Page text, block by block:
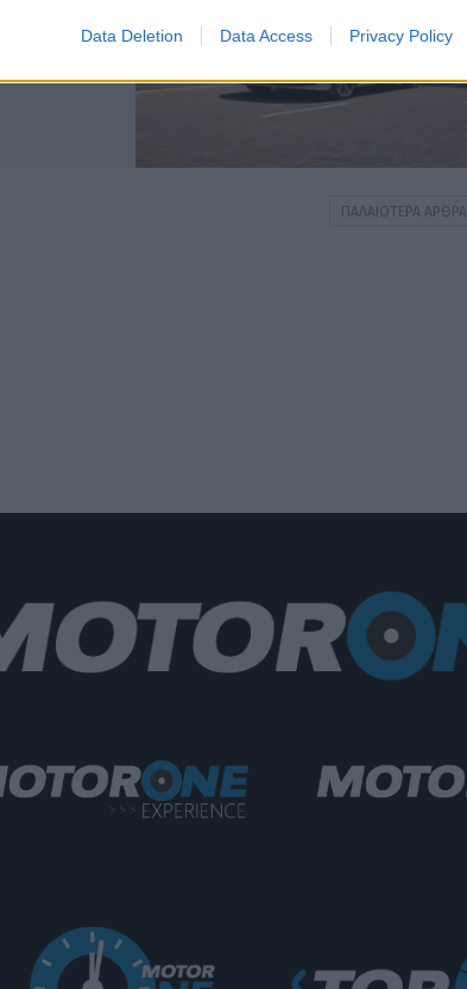
Data Deletion Data Access Privacy Policy
ΠΑΛΑΙΌΤΕΡΑ ΆΡΘΡΑ